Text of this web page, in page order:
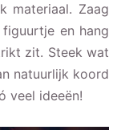
materiaal. Zaag
en hang
zit. Steek wat
natuurlijk koord
veel ideeën!